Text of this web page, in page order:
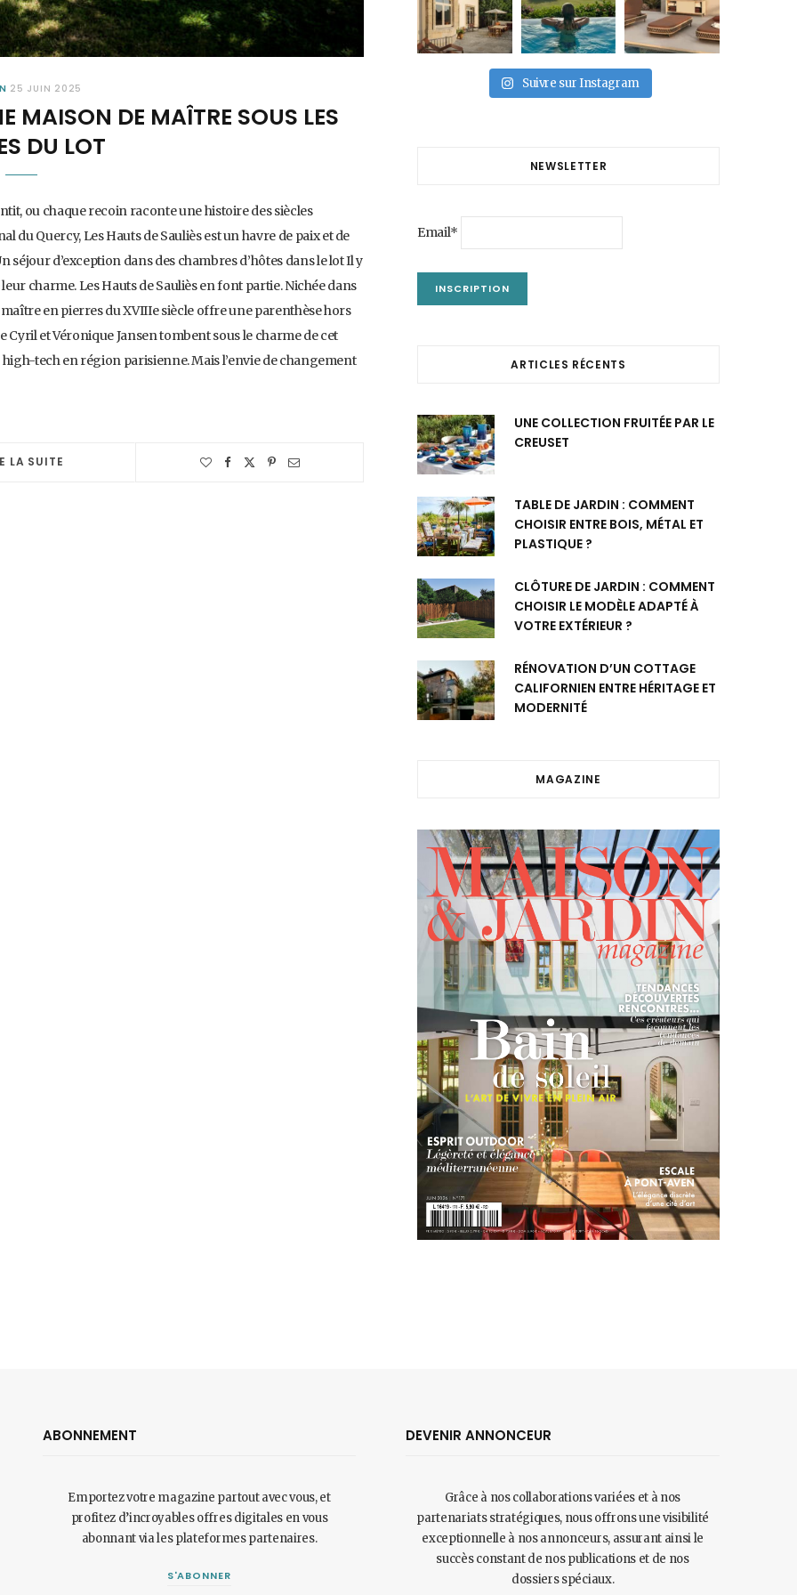
25 JUIN 2025
MAISON DE MAÎTRE SOUS LES
DU LOT
ou chaque recoin raconte une histoire des siècles
du Quercy, Les Hauts de Sauliès est un havre de paix et de
d’exception dans des chambres d’hôtes dans le lot Il y
charme. Les Hauts de Sauliès en font partie. Nichée dans
en pierres du XVIIIe siècle offre une parenthèse hors
Cyril et Véronique Jansen tombent sous le charme de cet
tech en région parisienne. Mais l’envie de changement
LA SUITE
Suivre sur Instagram
NEWSLETTER
Email*
ARTICLES RÉCENTS
UNE COLLECTION FRUITÉE PAR LE
CREUSET
TABLE DE JARDIN : COMMENT
CHOISIR ENTRE BOIS, MÉTAL ET
PLASTIQUE ?
CLÔTURE DE JARDIN : COMMENT
CHOISIR LE MODÈLE ADAPTÉ À
VOTRE EXTÉRIEUR ?
RÉNOVATION D’UN COTTAGE
CALIFORNIEN ENTRE HÉRITAGE ET
MODERNITÉ
MAGAZINE
ABONNEMENT
Emportez votre magazine partout avec vous, et
profitez d’incroyables offres digitales en vous
abonnant via les plateformes partenaires.
S'ABONNER
DEVENIR ANNONCEUR
Grâce à nos collaborations variées et à nos
partenariats stratégiques, nous offrons une visibilité
exceptionnelle à nos annonceurs, assurant ainsi le
succès constant de nos publications et de nos
dossiers spéciaux.